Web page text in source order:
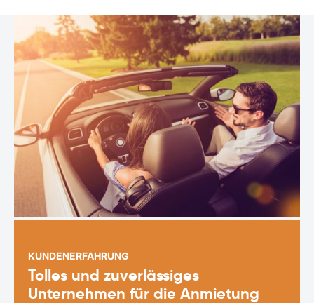
KUNDENERFAHRUNG
Tolles und zuverlässiges
Unternehmen für die Anmietung